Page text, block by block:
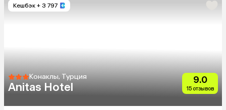
Кешбэк + 3 797
Конаклы, Турция
Anitas Hotel
9.0
15 отзывов